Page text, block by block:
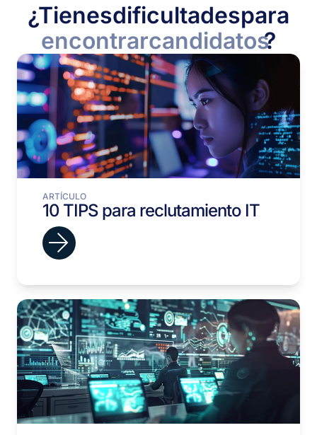
¿Tienesdificultadespara
encontrarcandidatos?
ARTÍCULO
10 TIPS para reclutamiento IT